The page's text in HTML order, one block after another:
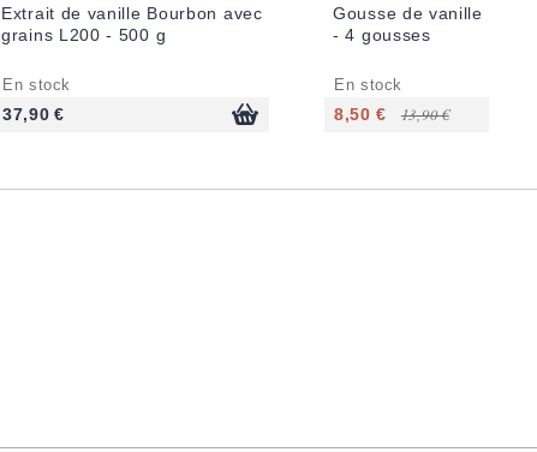
Extrait de vanille Bourbon avec
grains L200 - 500 g
En stock
37,90 €
Gousse de vanille
- 4 gousses
En stock
8,50 € 13,90 €